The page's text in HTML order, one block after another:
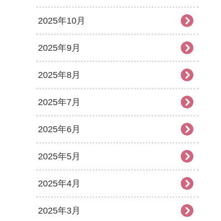
2025年10月
2025年9月
2025年8月
2025年7月
2025年6月
2025年5月
2025年4月
2025年3月